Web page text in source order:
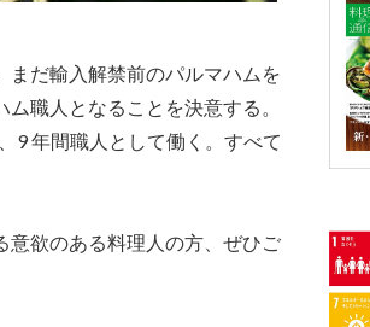
まだ輸入解禁前のパルマハムを
職人となることを決意する。
9 年間職人として働く。すべて
意欲のある料理人の方、ぜひご